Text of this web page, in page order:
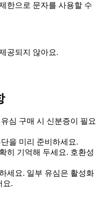
한으로 문자를 사용할 수
공되지 않아요.
심 구매 시 신분증이 필요
을 미리 준비하세요.
히 기억해 두세요. 호환성
세요. 일부 유심은 활성화
요.